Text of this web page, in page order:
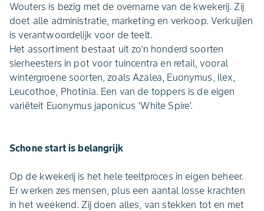
Wouters is bezig met de overname van de kwekerij. Zij
doet alle administratie, marketing en verkoop. Verkuijlen
is verantwoordelijk voor de teelt.
Het assortiment bestaat uit zo’n honderd soorten
sierheesters in pot voor tuincentra en retail, vooral
wintergroene soorten, zoals Azalea, Euonymus, Ilex,
Leucothoe, Photinia. Een van de toppers is de eigen
variëteit Euonymus japonicus 'White Spire'.
Schone start is belangrijk
Op de kwekerij is het hele teeltproces in eigen beheer.
Er werken zes mensen, plus een aantal losse krachten
in het weekend. Zij doen alles, van stekken tot en met